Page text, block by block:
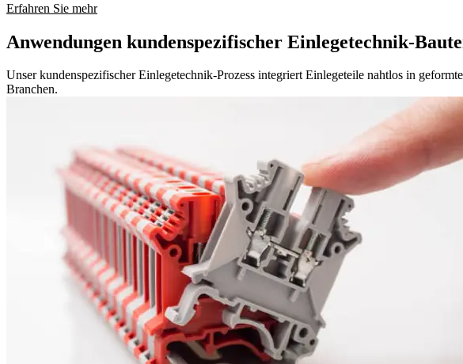
Erfahren Sie mehr
Anwendungen kundenspezifischer Einlegetechnik-
Unser kundenspezifischer Einlegetechnik-Prozess integriert Einlegeteile nahtlos in
Branchen.